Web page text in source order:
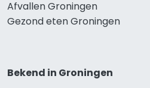
Afvallen Groningen
Gezond eten Groningen
Bekend in Groningen